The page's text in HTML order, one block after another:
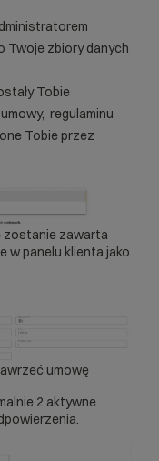
Twoje zbiory danych
Tobie
regulaminu
Tobie przez
zostanie zawarta
w panelu klienta jako
umowę
2 aktywne